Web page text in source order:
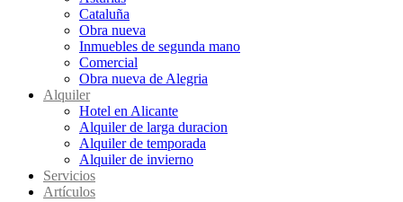
Cataluña
Obra nueva
Inmuebles de segunda mano
Comercial
Obra nueva de Alegria
Alquiler
Hotel en Alicante
Alquiler de larga duracion
Alquiler de temporada
Alquiler de invierno
Servicios
Artículos